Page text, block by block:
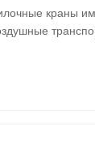
краны